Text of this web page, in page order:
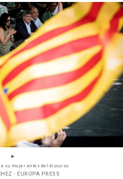
su mujer antes del discurso
- EUROPA PRESS